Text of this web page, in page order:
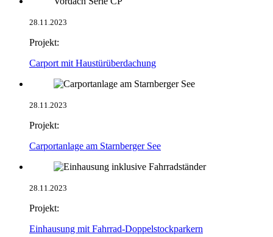
28.11.2023
Projekt:
Carport mit Haustürüberdachung
28.11.2023
Projekt:
Carportanlage am Starnberger See
28.11.2023
Projekt:
Einhausung mit Fahrrad-Doppelstockparkern